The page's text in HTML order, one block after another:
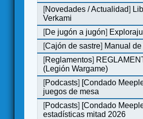
[Novedades / Actualidad]
Verkami
[De jugón a jugón]
[Cajón de sastre] Manual
[Reglamentos]
(Legión Wargame)
[Podcasts] [Condado
juegos de mesa
[Podcasts] [Condado
estadísticas mitad 2026